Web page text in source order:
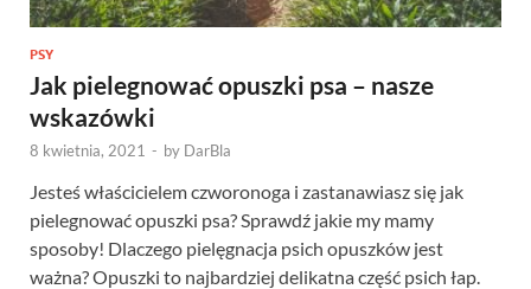
PSY
Jak pielegnować opuszki psa – nasze
wskazówki
8 kwietnia, 2021 - by DarBla
Jesteś właścicielem czworonoga i zastanawiasz się jak
pielegnować opuszki psa? Sprawdź jakie my mamy
sposoby! Dlaczego pielęgnacja psich opuszków jest
ważna? Opuszki to najbardziej delikatna część psich łap.